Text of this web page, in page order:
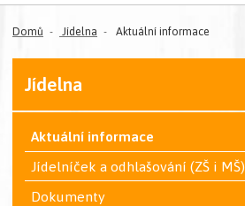
Domů Jídelna Aktuální informace
Jídelna
Aktuální informace
Jídelníček a odhlašování (ZŠ i MŠ)
Dokumenty